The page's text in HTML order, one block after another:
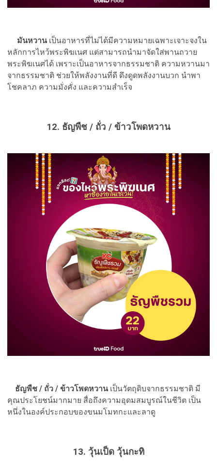
มันหวานเป็นอาหารที่ไม่ได้มีความหมายเฉพาะเจาะจงใน
หลักการไหว้พระพิฆเนศ แต่สามารถนำมาจัดใส่พานถวาย
พระพิฆเนศได้ เพราะเป็นอาหารจากธรรมชาติ ความหวานมา
จากธรรมชาติ ช่วยให้พลังงานที่ดี ดึงดูดพลังงานบวก นำพา
โชคลาภ ความมั่งคั่ง และความสำเร็จ
12. ธัญพืช / ถั่ว / ข้าวโพดหวาน
ธัญพืช / ถั่ว / ข้าวโพดหวานเป็นวัตถุดิบจากธรรมชาติ มี
คุณประโยชน์มากมาย สื่อถึงความอุดมสมบูรณ์ในชีวิต เป็น
หนึ่งในองค์ประกอบของขนมโมทกะและลาดู
13. วุ้นเป็ด วุ้นกะทิ